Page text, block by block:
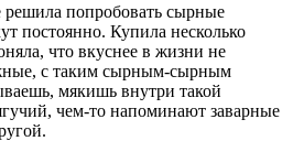
попробовать сырные
постоянно. Купила несколько
что вкуснее в жизни не
с таким сырным-сырным
мякишь внутри такой
чем-то напоминают заварные